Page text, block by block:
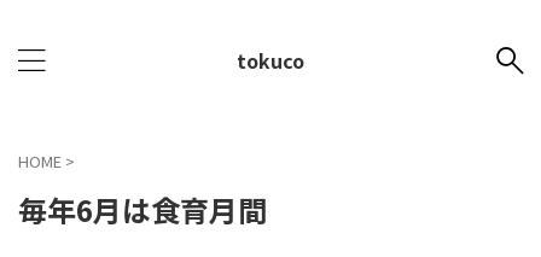
tokuco
HOME >
毎年6月は食育月間